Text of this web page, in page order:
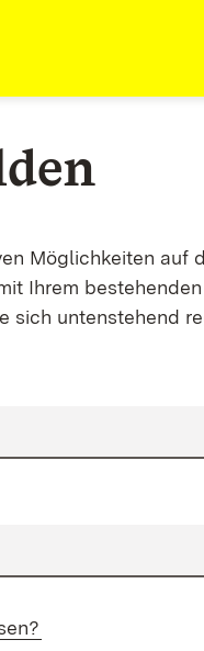
Möglichkeiten auf
Ihrem
sich untenstehend